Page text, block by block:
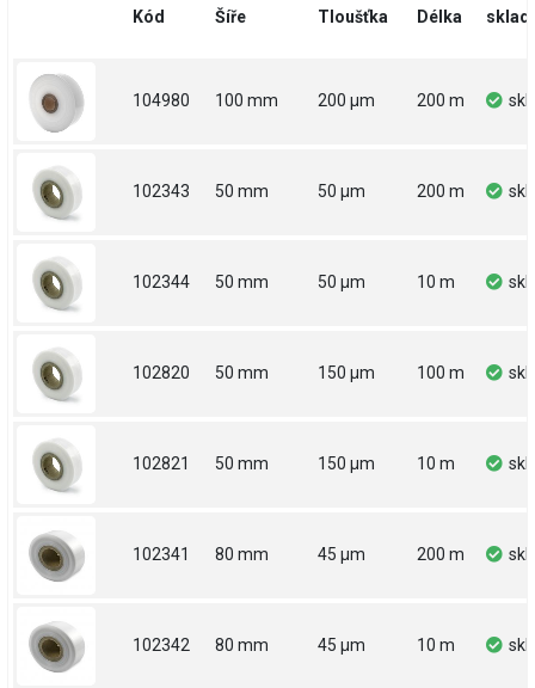
Kód Šíře Tloušťka Délka sklad
104980 100 mm 200 µm 200 m
102343 50 mm 50 µm 200 m
102344 50 mm 50 µm 10 m
102820 50 mm 150 µm 100 m
102821 50 mm 150 µm 10 m
102341 80 mm 45 µm 200 m
102342 80 mm 45 µm 10 m